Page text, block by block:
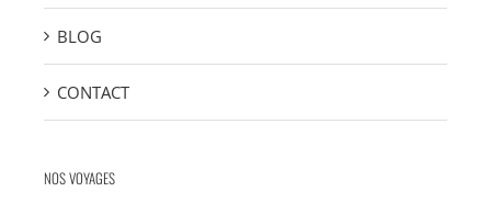
BLOG
CONTACT
NOS VOYAGES